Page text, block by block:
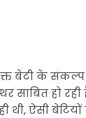
बेटी के
हो रही
थी, ऐसी